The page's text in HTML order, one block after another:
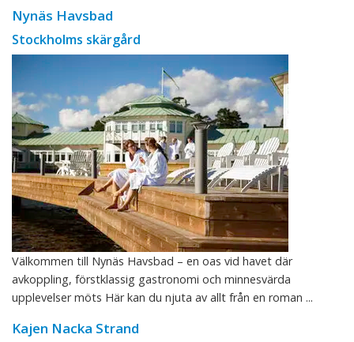
Nynäs Havsbad
Stockholms skärgård
Välkommen till Nynäs Havsbad – en oas vid havet där
avkoppling, förstklassig gastronomi och minnesvärda
upplevelser möts Här kan du njuta av allt från en roman ...
Kajen Nacka Strand